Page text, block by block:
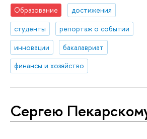
Образование
достижения
студенты
репортаж о событии
инновации
бакалавриат
финансы и хозяйство
Сергею